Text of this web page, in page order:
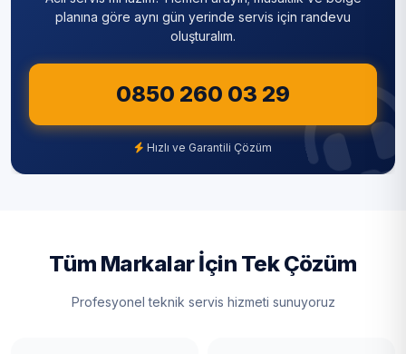
Sultanbeyli
Şişli
Tuzla
Üsküdar
Zeytinburnu
planına göre aynı gün yerinde servis için randevu
oluşturalım.
0850 260 03 29
Hızlı ve Garantili Çözüm
Tüm Markalar İçin Tek Çözüm
Profesyonel teknik servis hizmeti sunuyoruz